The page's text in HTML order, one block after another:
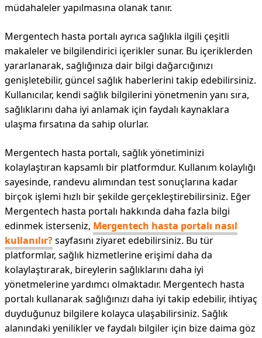
müdahaleler yapılmasına olanak tanır.
Mergentech hasta portalı ayrıca sağlıkla ilgili çeşitli
makaleler ve bilgilendirici içerikler sunar. Bu içeriklerden
yararlanarak, sağlığınıza dair bilgi dağarcığınızı
genişletebilir, güncel sağlık haberlerini takip edebilirsiniz.
Kullanıcılar, kendi sağlık bilgilerini yönetmenin yanı sıra,
sağlıklarını daha iyi anlamak için faydalı kaynaklara
ulaşma fırsatına da sahip olurlar.
Mergentech hasta portalı, sağlık yönetiminizi
kolaylaştıran kapsamlı bir platformdur. Kullanım kolaylığı
sayesinde, randevu alımından test sonuçlarına kadar
birçok işlemi hızlı bir şekilde gerçekleştirebilirsiniz. Eğer
Mergentech hasta portalı hakkında daha fazla bilgi
edinmek isterseniz, Mergentech hasta portalı nasıl
kullanılır?sayfasını ziyaret edebilirsiniz. Bu tür
platformlar, sağlık hizmetlerine erişimi daha da
kolaylaştırarak, bireylerin sağlıklarını daha iyi
yönetmelerine yardımcı olmaktadır. Mergentech hasta
portalı kullanarak sağlığınızı daha iyi takip edebilir, ihtiyaç
duyduğunuz bilgilere kolayca ulaşabilirsiniz. Sağlık
alanındaki yenilikler ve faydalı bilgiler için bize daima göz